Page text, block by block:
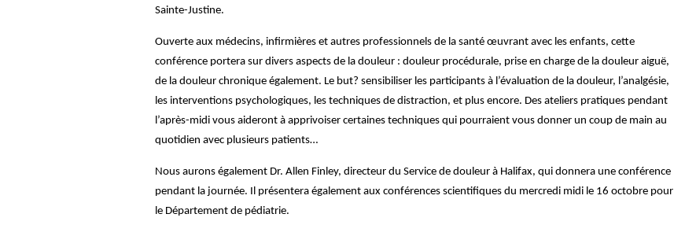
Sainte-Justine.
Ouverte aux médecins, infirmières et autres professionnels de la santé œuvrant avec les enfants, cette
conférence portera sur divers aspects de la douleur : douleur procédurale, prise en charge de la douleur aiguë,
de la douleur chronique également. Le but? sensibiliser les participants à l’évaluation de la douleur, l’analgésie,
les interventions psychologiques, les techniques de distraction, et plus encore. Des ateliers pratiques pendant
l’après-midi vous aideront à apprivoiser certaines techniques qui pourraient vous donner un coup de main au
quotidien avec plusieurs patients…
Nous aurons également Dr. Allen Finley, directeur du Service de douleur à Halifax, qui donnera une conférence
pendant la journée. Il présentera également aux conférences scientifiques du mercredi midi le 16 octobre pour
le Département de pédiatrie.